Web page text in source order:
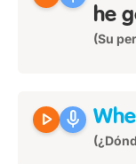
he
(Su
play_arrow mic